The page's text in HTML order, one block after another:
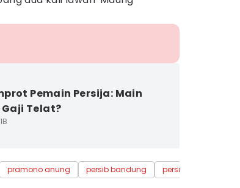
Pemain Persija: Main
Telat?
pramono anung persib bandung
persija jakarta